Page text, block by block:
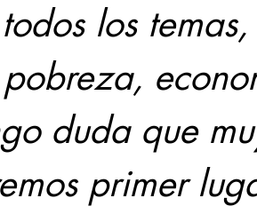
los
duda que
primer